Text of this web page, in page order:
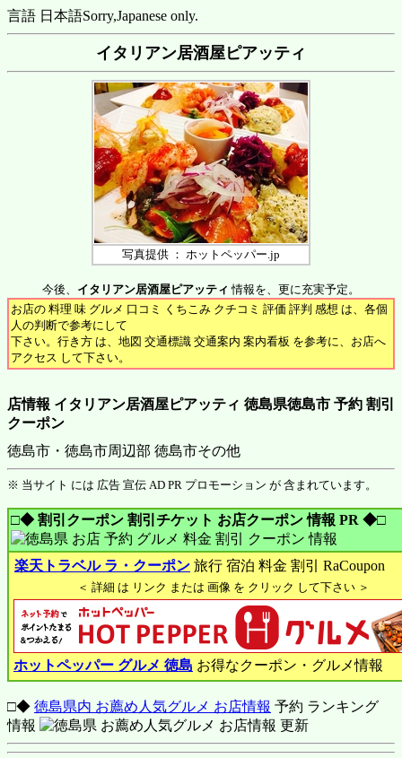
言語 日本語Sorry,Japanese only.
イタリアン居酒屋ピアッティ
写真提供 ： ホットペッパー.jp
今後、 イタリアン居酒屋ピアッティ 情報を、更に充実予定。
お店の 料理 味 グルメ 口コミ くちこみ クチコミ 評価 評判 感想 は、各個
人の判断で参考にして
下さい。行き方 は、地図 交通標識 交通案内 案内看板 を参考に、お店へ
アクセス して下さい。
店情報 イタリアン居酒屋ピアッティ 徳島県徳島市 予約 割引
クーポン
徳島市・徳島市周辺部 徳島市その他
※ 当サイト には 広告 宣伝 AD PR プロモーション が 含まれています。
□◆ 割引クーポン 割引チケット お店クーポン 情報 PR ◆□
楽天トラベル ラ・クーポン 旅行 宿泊 料金 割引 RaCoupon
＜ 詳細 は リンク または 画像 を クリック して下さい ＞
ホットペッパー グルメ 徳島 お得なクーポン・グルメ情報
□◆ 徳島県内 お薦め人気グルメ お店情報 予約 ランキング
情報